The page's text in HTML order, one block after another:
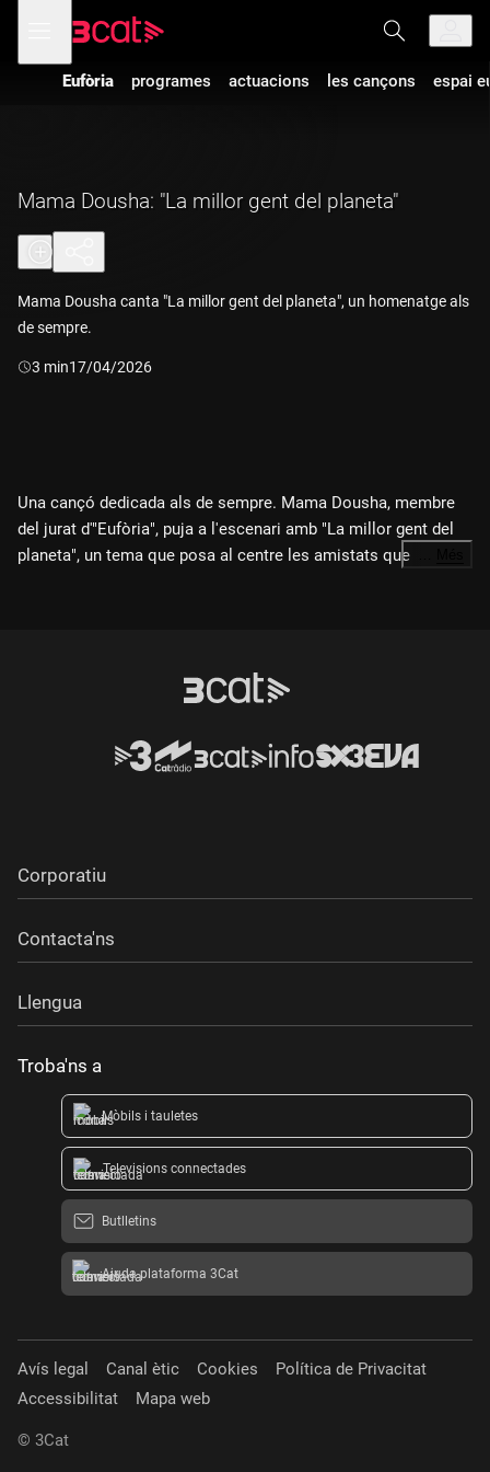
navegació
principal
menú
de
Eufòria programes actuacions les cançons espai
Mama Dousha: "La millor gent del planeta"
Mama Dousha canta "La millor gent del planeta", un homenatge als
de sempre.
Durada:
3 min17/04/2026
Una cançó dedicada als de sempre. Mama Dousha, membre
del jurat d'"Eufòria", puja a l'escenari amb "La millor gent del
planeta", un tema que posa al centre les amistats que
Corporatiu
Contacta'ns
Llengua
Troba'ns a
Mòbils i tauletes
Televisions connectades
Butlletins
Ajuda plataforma 3Cat
Avís legal Canal ètic Cookies
Política de Privacitat
Accessibilitat
Mapa web
© 3Cat